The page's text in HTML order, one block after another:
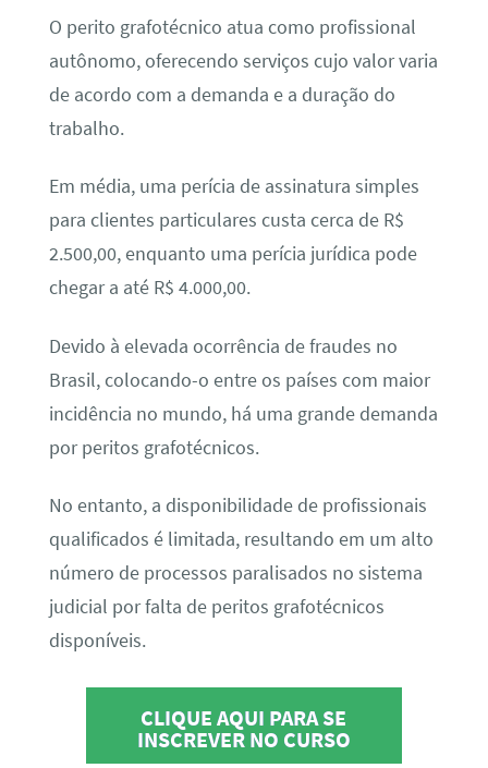
O perito grafotécnico atua como profissional
autônomo, oferecendo serviços cujo valor varia
de acordo com a demanda e a duração do
trabalho.
Em média, uma perícia de assinatura simples
para clientes particulares custa cerca de R$
2.500,00, enquanto uma perícia jurídica pode
chegar a até R$ 4.000,00.
Devido à elevada ocorrência de fraudes no
Brasil, colocando-o entre os países com maior
incidência no mundo, há uma grande demanda
por peritos grafotécnicos.
No entanto, a disponibilidade de profissionais
qualificados é limitada, resultando em um alto
número de processos paralisados no sistema
judicial por falta de peritos grafotécnicos
disponíveis.
CLIQUE AQUI PARA SE
INSCREVER NO CURSO